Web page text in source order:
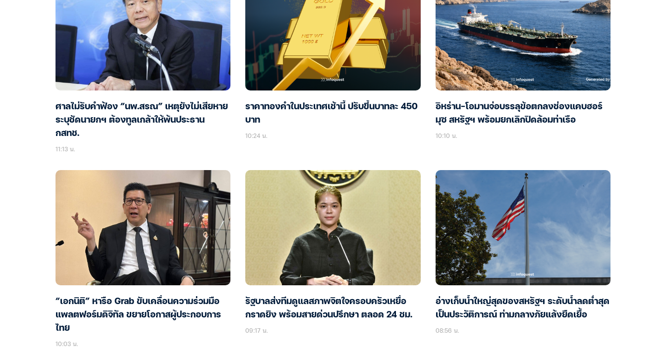
ศาลไม่รับคำฟ้อง “นพ.สรณ” เหตุยังไม่เสียหาย
ระบุชัดนายกฯ ต้องทูลเกล้าให้พ้นประธาน
กสทช.
11:13 น.
ราคาทองคำในประเทศเช้านี้ ปรับขึ้นบาทละ 450
บาท
10:24 น.
อิหร่าน-โอมานจ่อบรรลุข้อตกลงช่องแคบฮอร์
มุซ สหรัฐฯ พร้อมยกเลิกปิดล้อมท่าเรือ
10:10 น.
“เอกนิติ” หารือ Grab ขับเคลื่อนความร่วมมือ
แพลตฟอร์มดิจิทัล ขยายโอกาสผู้ประกอบการ
ไทย
10:03 น.
รัฐบาลส่งทีมดูแลสภาพจิตใจครอบครัวเหยื่อ
กราดยิง พร้อมสายด่วนปรึกษา ตลอด 24 ชม.
09:17 น.
อ่างเก็บน้ำใหญ่สุดของสหรัฐฯ ระดับน้ำลดต่ำสุด
เป็นประวัติการณ์ ท่ามกลางภัยแล้งยืดเยื้อ
08:56 น.